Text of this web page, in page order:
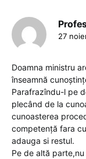
27
Doamna ministru
înseamnă
Parafrazîndu-l pe
plecând de la
cunoasterea
competență fara
adauga si restul.
Pe de altă